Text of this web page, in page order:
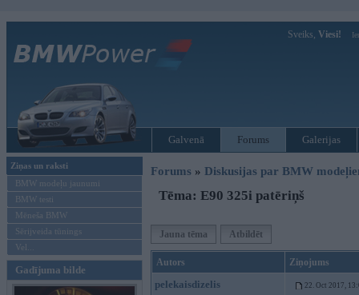
Sveiks, Viesi!
Galvenā Forums Galerijas
Ziņas un raksti
BMW modeļu jaunumi
BMW testi
Mēneša BMW
Sērijveida tūnings
Vel...
Gadījuma bilde
Forums » Diskusijas par BMW
Tēma: E90 325i patēriņš
Jauna tēma Atbildēt
Autors Ziņojums
pelekaisdizelis 22. Oct 2017,